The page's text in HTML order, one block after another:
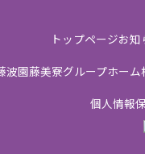
トップページお知
波園藤美寮グループホーム
個人情報